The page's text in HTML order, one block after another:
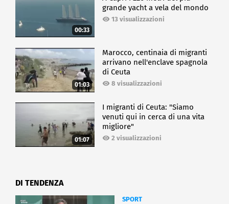
00:33
grande yacht a vela del mondo
13 visualizzazioni
01:03
Marocco, centinaia di migranti
arrivano nell'enclave spagnola
di Ceuta
8 visualizzazioni
01:07
I migranti di Ceuta: "Siamo
venuti qui in cerca di una vita
migliore"
2 visualizzazioni
DI TENDENZA
SPORT